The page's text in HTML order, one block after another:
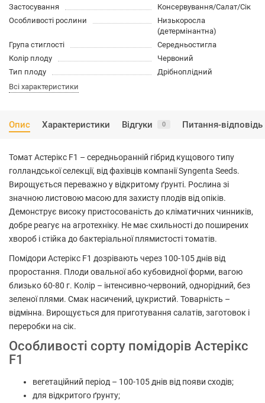
Застосування
Консервування/Салат/Сік
Особливості рослини
Низькоросла
(детермінантна)
Група стиглості
Середньостигла
Колір плоду
Червоний
Тип плоду
Дрібноплідний
Всі характеристики
Опис Характеристики Відгуки 0 Питання-відповідь
Томат Астерікс F1 – середньоранній гібрид кущового типу
голландської селекції, від фахівців компанії Syngenta Seeds.
Вирощується переважно у відкритому ґрунті. Рослина зі
значною листовою масою для захисту плодів від опіків.
Демонструє високу пристосованість до кліматичних чинників,
добре реагує на агротехніку. Не має схильності до поширених
хвороб і стійка до бактеріальної плямистості томатів.
Помідори Астерікс F1 дозрівають через 100-105 днів від
проростання. Плоди овальної або кубовидної форми, вагою
близько 60-80 г. Колір – інтенсивно-червоний, однорідний, без
зеленої плями. Смак насичений, цукристий. Товарність –
відмінна. Вирощується для приготування салатів, заготовок і
переробки на сік.
Особливості сорту помідорів Астерікс
F1
вегетаційний період – 100-105 днів від появи сходів;
для відкритого ґрунту;